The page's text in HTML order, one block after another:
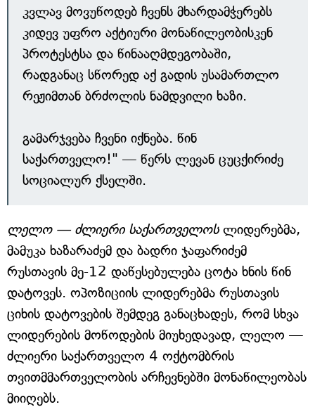
კვლავ მოვუწოდებ ჩვენს მხარდამჭერებს
კიდევ უფრო აქტიური მონაწილეობისკენ
პროტესტსა და წინააღმდეგობაში,
რადგანაც სწორედ აქ გადის უსამართლო
რეჟიმთან ბრძოლის ნამდვილი ხაზი.
გამარჯვება ჩვენი იქნება. წინ
საქართველო!" — წერს ლევან ცუცქირიძე
სოციალურ ქსელში.
ლელო — ძლიერი საქართველოსლიდერებმა,
მამუკა ხაზარაძემ და ბადრი ჯაფარიძემ
რუსთავის მე-12 დაწესებულება ცოტა ხნის წინ
დატოვეს. ოპოზიციის ლიდერებმა რუსთავის
ციხის დატოვების შემდეგ განაცხადეს, რომ სხვა
ლიდერების მოწოდების მიუხედავად, ლელო ­—
ძლიერი საქართველო 4 ოქტომბრის
თვითმმართველობის არჩევნებში მონაწილეობას
მიიღებს.